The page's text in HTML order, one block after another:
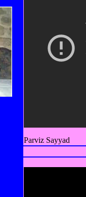
Parviz Sayyad